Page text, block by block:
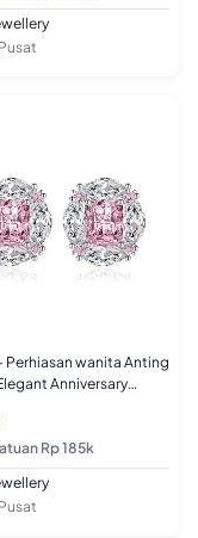
Perhiasan wanita Anting
Anniversary
Birthday
Casual
Rp 185k